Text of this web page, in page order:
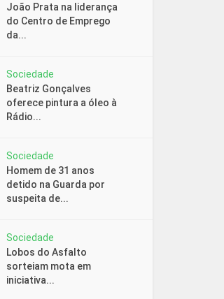
João Prata na liderança
do Centro de Emprego
da...
Sociedade
Beatriz Gonçalves
oferece pintura a óleo à
Rádio...
Sociedade
Homem de 31 anos
detido na Guarda por
suspeita de...
Sociedade
Lobos do Asfalto
sorteiam mota em
iniciativa...